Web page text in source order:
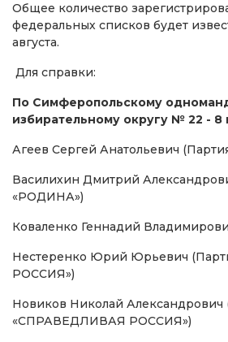
Общее количество
федеральных списков будет
августа.
Для справки:
По Симферопольскому
избирательному округу № 22 - 8
Агеев Сергей Анатольевич
Василихин Дмитрий
«РОДИНА»)
Коваленко Геннадий
Нестеренко Юрий Юрьевич
РОССИЯ»)
Новиков Николай Александрович
«СПРАВЕДЛИВАЯ РОССИЯ»)